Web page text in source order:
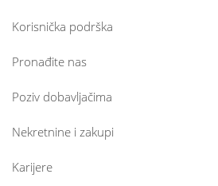
Korisnička podrška
Pronađite nas
Poziv dobavljačima
Nekretnine i zakupi
Karijere